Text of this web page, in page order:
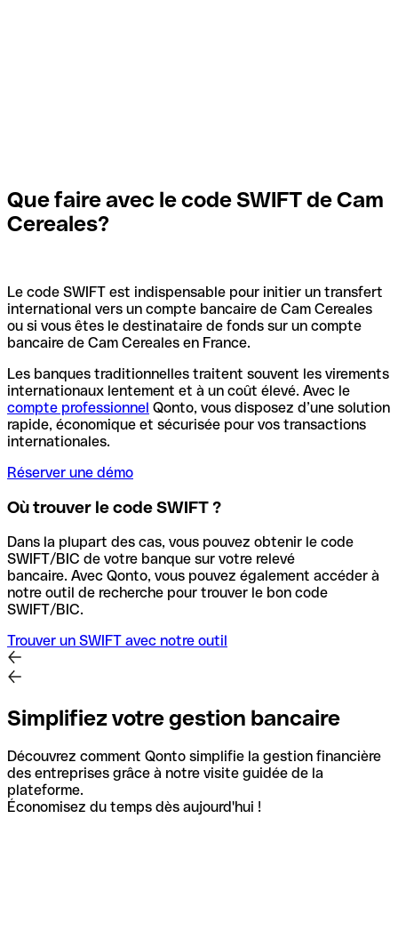
Que faire avec le code SWIFT de Cam
Cereales?
Le code SWIFT est indispensable pour initier un transfert
international vers un compte bancaire de Cam Cereales
ou si vous êtes le destinataire de fonds sur un compte
bancaire de Cam Cereales en France.
Les banques traditionnelles traitent souvent les virements
internationaux lentement et à un coût élevé. Avec le
compte professionnel Qonto, vous disposez d’une solution
rapide, économique et sécurisée pour vos transactions
internationales.
Réserver une démo
Où trouver le code SWIFT ?
Dans la plupart des cas, vous pouvez obtenir le code
SWIFT/BIC de votre banque sur votre relevé
bancaire. Avec Qonto, vous pouvez également accéder à
notre outil de recherche pour trouver le bon code
SWIFT/BIC.
Trouver un SWIFT avec notre outil
Simplifiez votre gestion bancaire
Découvrez comment Qonto simplifie la gestion financière
des entreprises grâce à notre visite guidée de la
plateforme.
Économisez du temps dès aujourd'hui !